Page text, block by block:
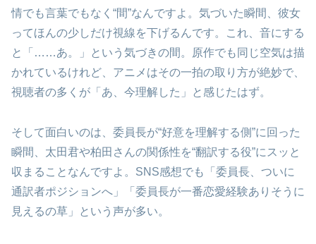
情でも言葉でもなく“間”なんですよ。気づいた瞬間、彼女
ってほんの少しだけ視線を下げるんです。これ、音にする
と「……あ。」という気づきの間。原作でも同じ空気は描
かれているけれど、アニメはその一拍の取り方が絶妙で、
視聴者の多くが「あ、今理解した」と感じたはず。
そして面白いのは、委員長が“好意を理解する側”に回った
瞬間、太田君や柏田さんの関係性を“翻訳する役”にスッと
収まることなんですよ。SNS感想でも「委員長、ついに
通訳者ポジションへ」「委員長が一番恋愛経験ありそうに
見えるの草」という声が多い。